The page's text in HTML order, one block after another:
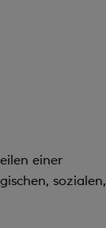
einer
sozialen,